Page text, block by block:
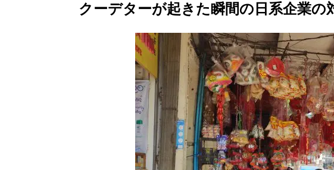
クーデターが起きた瞬間の日系企業の